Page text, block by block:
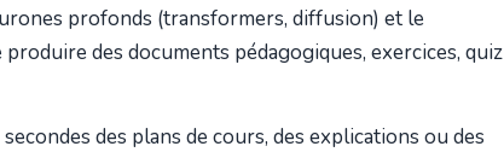
profonds (transformers, diffusion) et le
des documents pédagogiques, exercices, quiz
des plans de cours, des explications ou des